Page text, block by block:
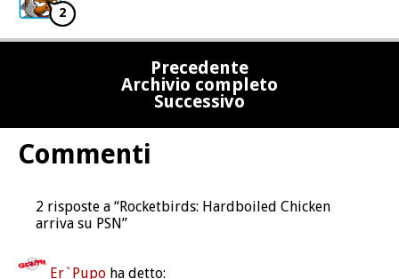
2
Precedente
Archivio completo
Successivo
Commenti
2 risposte a “Rocketbirds: Hardboiled Chicken
arriva su PSN”
Er`Pupo ha detto: